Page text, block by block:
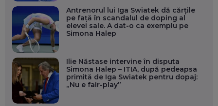
Antrenorul lui Iga Swiatek dă cărțile
pe față în scandalul de doping al
elevei sale. A dat-o ca exemplu pe
Simona Halep
Ilie Năstase intervine în disputa
Simona Halep – ITIA, după pedeapsa
primită de Iga Swiatek pentru dopaj:
„Nu e fair-play”